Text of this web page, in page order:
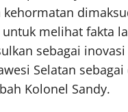
melihat fakta
sebagai
Selatan
Kolonel Sandy.